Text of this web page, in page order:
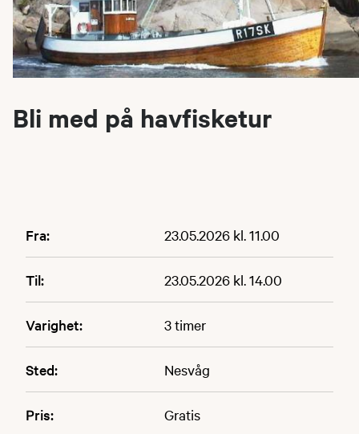
Bli med på havfisketur
Fra: 23.05.2026 kl. 11.00
Til: 23.05.2026 kl. 14.00
Varighet: 3 timer
Sted: Nesvåg
Pris: Gratis